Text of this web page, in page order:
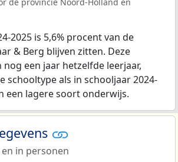
2025 is 5,6% procent van de
& Berg blijven zitten. Deze
een jaar hetzelfde leerjaar,
schooltype als in schooljaar 2024-
een lagere soort onderwijs.
en in personen